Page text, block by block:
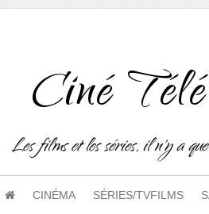
Ciné
Les films et les séries, il n'y a
CINÉMA SÉRIES/TVFILMS